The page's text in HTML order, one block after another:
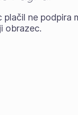
ne podpira
obrazec.